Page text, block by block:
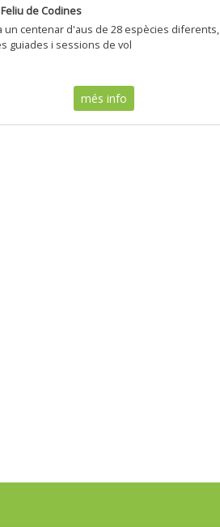
de Codines
un centenar d'aus de 28 espècies diferents,
guiades i sessions de vol
més info